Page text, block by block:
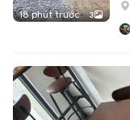
18 phút trước 3